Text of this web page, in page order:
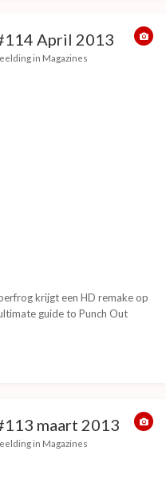
April 2013
in Magazines
krijgt een HD remake op
guide to Punch Out
Myst, The Sims en GTA) The
maart 2013
in Magazines